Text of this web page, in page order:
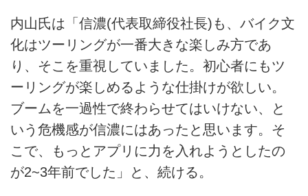
内山氏は「信濃(代表取締役社長)も、バイク文
化はツーリングが一番大きな楽しみ方であ
り、そこを重視していました。初心者にもツ
ーリングが楽しめるような仕掛けが欲しい。
ブームを一過性で終わらせてはいけない、と
いう危機感が信濃にはあったと思います。そ
こで、もっとアプリに力を入れようとしたの
が2~3年前でした」と、続ける。